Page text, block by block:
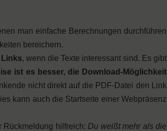
man einfache Berechnungen durchführen
bereichern.
, wenn die Texte interessant sind. Es gibt
ist es besser, die Download-Möglichkeit
nicht direkt auf die PDF-Datei den Link
kann auch die Startseite einer Webpräsenz
Rückmeldung hilfreich: Du weißt mehr als die